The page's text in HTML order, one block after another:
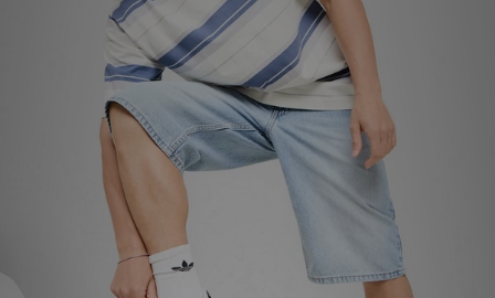
JD Exklusives
Lade Die APP
Geschenkkarte